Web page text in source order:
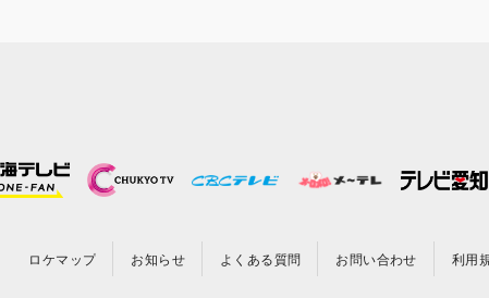
ロケマップ お知らせ よくある質問 お問い合わせ 利用